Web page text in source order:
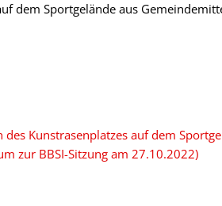
dem Sportgelände aus
Kunstrasenplatzes auf dem
zur BBSI-Sitzung am 27.10.2022)